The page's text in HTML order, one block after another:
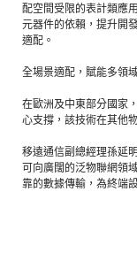
配空間受限的表計類應
元器件的依賴，提升開
適配。
全場景適配，賦能多領
在歐洲及中東部分國家
心支撐，該技術在其他
移遠通信副總經理孫延
可向廣闊的泛物聯網領
靠的數據傳輸，為終端